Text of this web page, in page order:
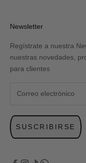
Newsletter
Regístrate a nuestra
nuestras novedades,
para clientes
SUSCRIBIRSE